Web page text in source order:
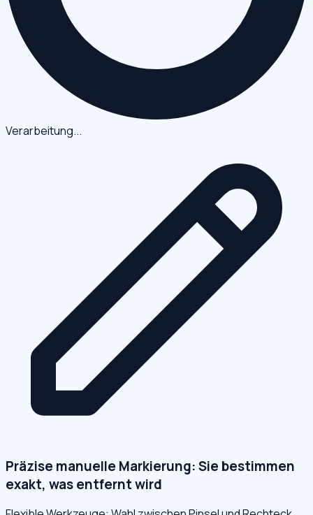
Verarbeitung...
Präzise manuelle Markierung: Sie bestimmen
exakt, was entfernt wird